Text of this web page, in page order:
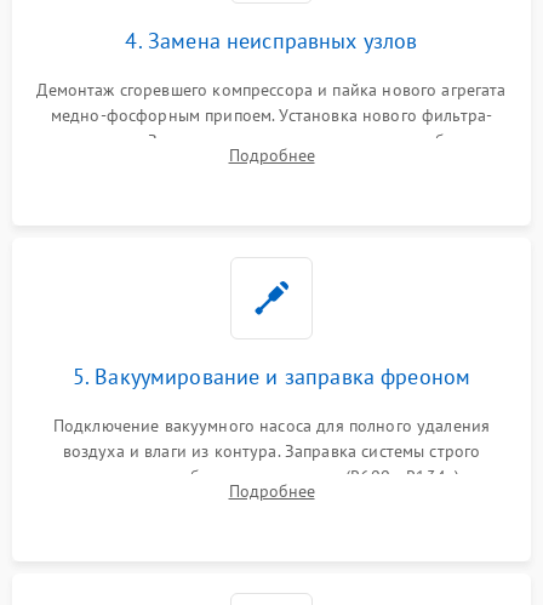
4. Замена неисправных узлов
Демонтаж сгоревшего компрессора и пайка нового агрегата
медно-фосфорным припоем. Установка нового фильтра-
осушителя. Замена изношенных вентиляторов обдува,
сломанных заслонок или поврежденных дверных петель.
Подробнее
5. Вакуумирование и заправка фреоном
Подключение вакуумного насоса для полного удаления
воздуха и влаги из контура. Заправка системы строго
дозированным объемом хладагента (R600a, R134a) по
электронным весам. Контроль рабочего давления в системе.
Подробнее